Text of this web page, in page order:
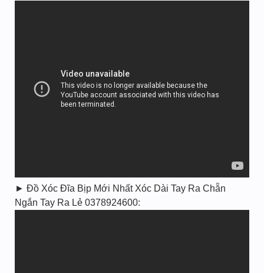
► Đồ Xóc Đĩa Bịp Mới Nhất Xóc Dài Tay Ra Chẵn
Ngắn Tay Ra Lẻ 0378924600: